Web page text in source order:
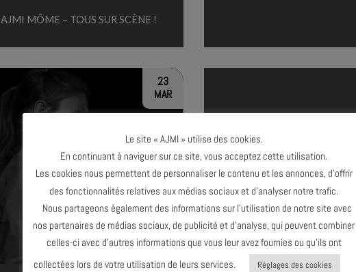
AJMI MÔME – TOUS SUR SCÈNE !
23
MAR
TERMINÉ
FÉVRIER
2024
Le site « AJMI » utilise des cookies.
En continuant à naviguer sur ce site, vous acceptez cette utilisation.
Les cookies nous permettent de personnaliser le contenu et les annonces, d’offrir
des fonctionnalités relatives aux médias sociaux et d’analyser notre trafic.
Nous partageons également des informations sur l’utilisation de notre site avec
nos partenaires de médias sociaux, de publicité et d’analyse, qui peuvent combiner
celles-ci avec d’autres informations que vous leur avez fournies ou qu’ils ont
collectées lors de votre utilisation de leurs services.
Réglages des cookies